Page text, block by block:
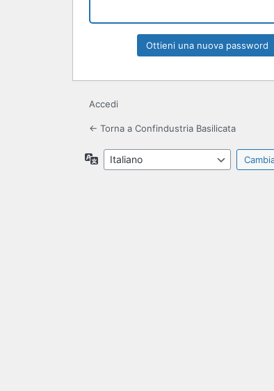
Accedi
← Torna a Confindustria Basilicata
Lingua